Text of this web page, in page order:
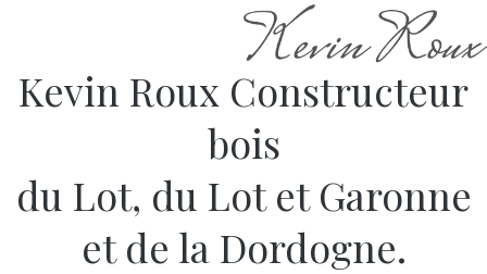
Kevin Roux Constructeur
bois
du Lot, du Lot et Garonne
et de la Dordogne.